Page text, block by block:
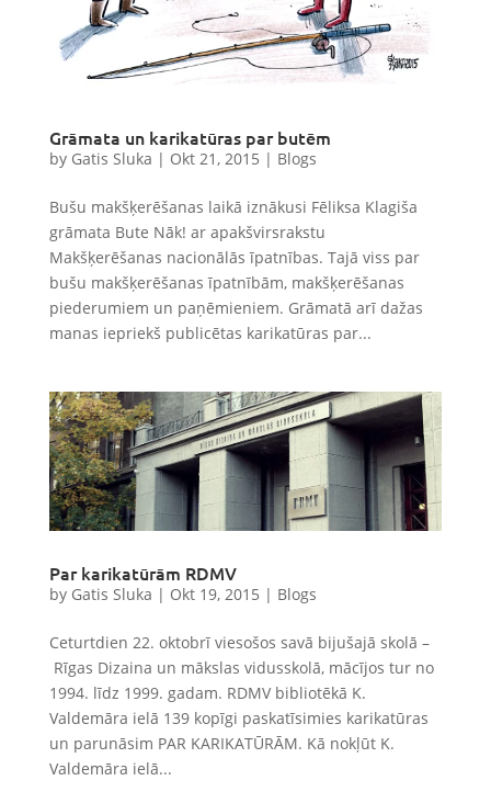
Grāmata un karikatūras par butēm
by Gatis Sluka | Okt 21, 2015 | Blogs
Bušu makšķerēšanas laikā iznākusi Fēliksa Klagiša
grāmata Bute Nāk! ar apakšvirsrakstu
Makšķerēšanas nacionālās īpatnības. Tajā viss par
bušu makšķerēšanas īpatnībām, makšķerēšanas
piederumiem un paņēmieniem. Grāmatā arī dažas
manas iepriekš publicētas karikatūras par...
Par karikatūrām RDMV
by Gatis Sluka | Okt 19, 2015 | Blogs
Ceturtdien 22. oktobrī viesošos savā bijušajā skolā –
Rīgas Dizaina un mākslas vidusskolā, mācījos tur no
1994. līdz 1999. gadam. RDMV bibliotēkā K.
Valdemāra ielā 139 kopīgi paskatīsimies karikatūras
un parunāsim PAR KARIKATŪRĀM. Kā nokļūt K.
Valdemāra ielā...